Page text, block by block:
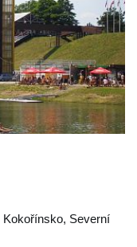
Kokořínsko, Severní